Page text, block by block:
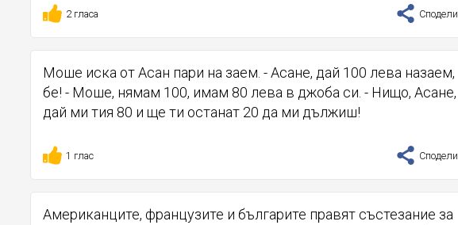
2 гласа Сподели
Моше иска от Асан пари на заем. - Асане, дай 100 лева назаем,
бе! - Моше, нямам 100, имам 80 лева в джоба си. - Нищо, Асане,
дай ми тия 80 и ще ти останат 20 да ми дължиш!
1 глас Сподели
Американците, французите и българите правят състезание за